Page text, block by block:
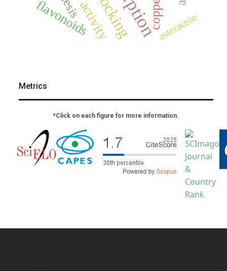
copper
flavonoids asteraceae
Metrics
*Click on each figure for more information.